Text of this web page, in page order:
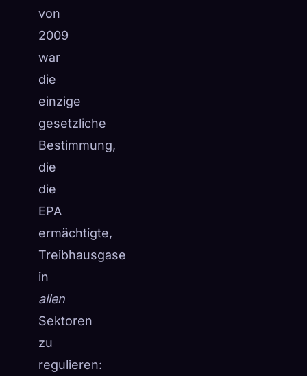
von
2009
war
die
einzige
gesetzliche
Bestimmung,
die
die
EPA
ermächtigte,
Treibhausgase
in
allen
Sektoren
zu
regulieren:
ENTDECKT
0